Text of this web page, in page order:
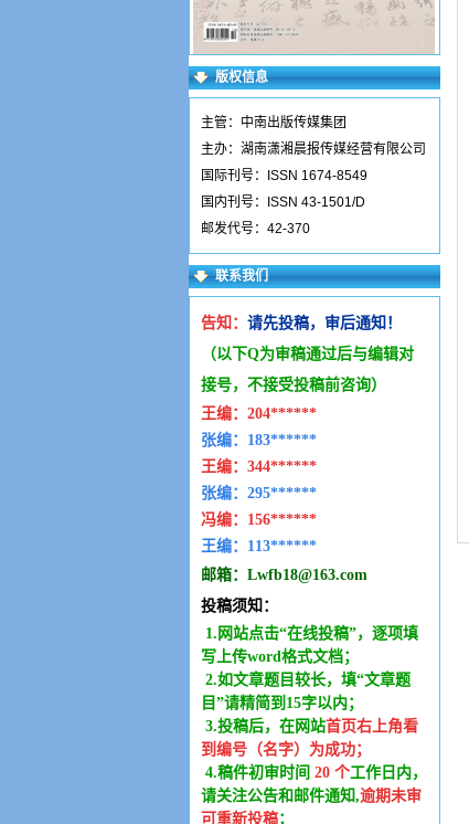
版权信息
主管：中南出版传媒集团
主办：湖南潇湘晨报传媒经营有限公司
国际刊号：ISSN 1674-8549
国内刊号：ISSN 43-1501/D
邮发代号：42-370
联系我们
告知： 请先投稿，审后通知！
（以下Q为审稿通过后与编辑对
接号，不接受投稿前咨询）
王编： 204******
张编：183******
王编： 344******
张编：295******
冯编： 156******
王编： 113******
邮箱： Lwfb18@163.com
投稿须知：
1.网站点击“在线投稿”，逐项填
写上传word格式文档；
2.如文章题目较长，填“文章题
目”请精简到15字以内；
3.投稿后，在网站首页右上角看
到编号（名字）为成功；
4.稿件初审时间 20 个工作日内 ，
请关注公告和邮件通知,逾期未审
可重新投稿；